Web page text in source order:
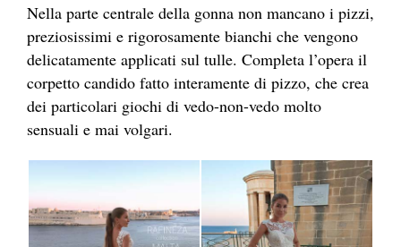
Nella parte centrale della gonna non mancano i pizzi,
preziosissimi e rigorosamente bianchi che vengono
delicatamente applicati sul tulle. Completa l’opera il
corpetto candido fatto interamente di pizzo, che crea
dei particolari giochi di vedo-non-vedo molto
sensuali e mai volgari.